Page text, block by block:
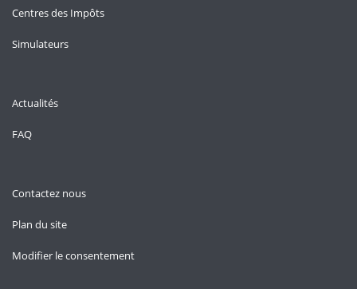
Centres des Impôts
Simulateurs
Actualités
FAQ
Contactez nous
Plan du site
Modifier le consentement